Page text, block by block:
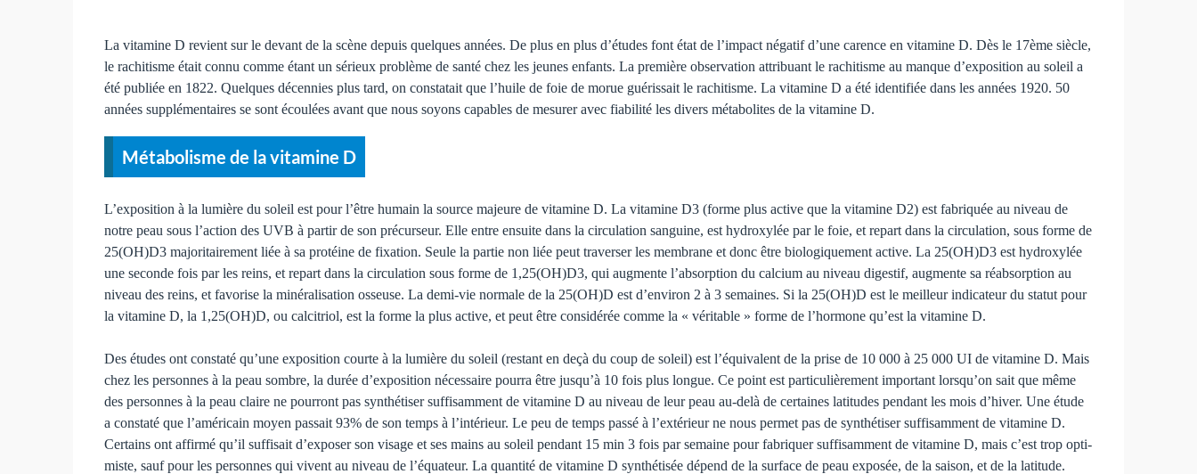
La vitamine D revient sur le devant de la scène depuis quelques années. De plus en plus d’études font état de l’impact négatif d’une carence en vitamine D. Dès le 17ème siècle,
le rachitisme était connu comme étant un sérieux problème de santé chez les jeunes enfants. La première observation attribuant le rachitisme au manque d’exposition au soleil a
été publiée en 1822. Quelques décennies plus tard, on constatait que l’huile de foie de morue guérissait le rachitisme. La vitamine D a été identifiée dans les années 1920. 50
années supplémentaires se sont écoulées avant que nous soyons capables de mesurer avec fiabilité les divers métabolites de la vitamine D.
Métabolisme de la vitamine D
L’exposition à la lumière du soleil est pour l’être humain la source majeure de vitamine D. La vitamine D3 (forme plus active que la vitamine D2) est fabriquée au niveau de
notre peau sous l’action des UVB à partir de son précurseur. Elle entre ensuite dans la circulation sanguine, est hydroxy­lée par le foie, et repart dans la circulation, sous forme de
25(OH)D3 majoritairement liée à sa protéine de fixation. Seule la partie non liée peut traverser les membrane et donc être biologiquement active. La 25(OH)D3 est hydroxylée
une seconde fois par les reins, et repart dans la circulation sous forme de 1,25(OH)D3, qui augmente l’absorption du calcium au niveau digestif, augmente sa réabsorption au
niveau des reins, et favorise la minéralisation osseuse. La demi-vie normale de la 25(OH)D est d’environ 2 à 3 semai­nes. Si la 25(OH)D est le meilleur indicateur du statut pour
la vitamine D, la 1,25(OH)D, ou calcitriol, est la forme la plus active, et peut être considérée comme la « véritable » forme de l’hormone qu’est la vitamine D.
Des études ont constaté qu’une exposition courte à la lu­mière du soleil (restant en deçà du coup de soleil) est l’équivalent de la prise de 10 000 à 25 000 UI de vitamine D. Mais
chez les personnes à la peau sombre, la durée d’exposition nécessaire pourra être jusqu’à 10 fois plus lon­gue. Ce point est particulièrement important lorsqu’on sait que même
des personnes à la peau claire ne pourront pas synthétiser suffisamment de vitamine D au niveau de leur peau au-delà de certaines latitudes pendant les mois d’hiver. Une étude
a constaté que l’américain moyen passait 93% de son temps à l’intérieur. Le peu de temps passé à l’extérieur ne nous permet pas de synthétiser suffisamment de vitamine D.
Certains ont affirmé qu’il suffisait d’exposer son visage et ses mains au soleil pendant 15 min 3 fois par semaine pour fabriquer suffisamment de vitamine D, mais c’est trop opti­
miste, sauf pour les personnes qui vivent au niveau de l’équateur. La quantité de vitamine D synthétisée dépend de la surface de peau exposée, de la saison, et de la latitude.